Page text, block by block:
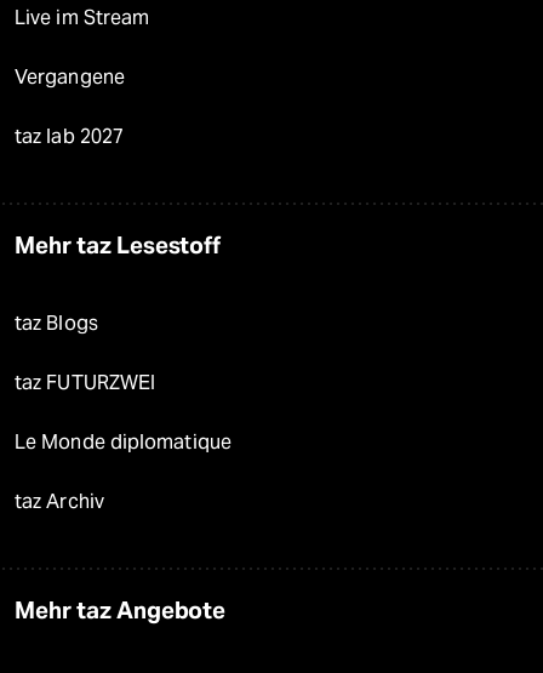
Live im Stream
Vergangene
taz lab 2027
Mehr taz Lesestoff
taz Blogs
taz FUTURZWEI
Le Monde diplomatique
taz Archiv
Mehr taz Angebote